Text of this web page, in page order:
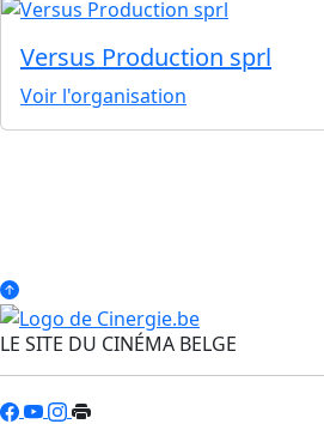
Versus Production sprl
Voir l'organisation
LE SITE DU CINÉMA BELGE